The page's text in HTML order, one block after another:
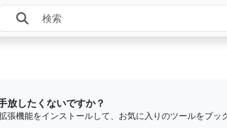
放したくないですか？